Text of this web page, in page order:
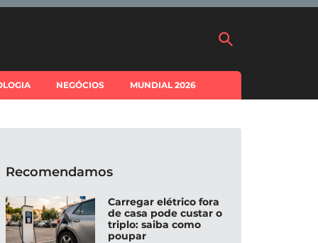
NEGÓCIOS MUNDIAL 2026
Recomendamos
Carregar elétrico fora
de casa pode custar o
triplo: saiba como
poupar